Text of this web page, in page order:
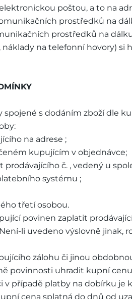
poštou, a to na
prostředků na
prostředků na
na telefonní hovory) si
spojené s dodáním zboží dle
na adrese ;
kupujícím v objednávce;
č. , vedený u
systému ;
třetí osobou.
povinen zaplatit
li uvedeno výslovně jinak,
zálohu či jinou
povinnosti uhradit kupní
v případě platby na dobírku je
cena splatná do dnů od